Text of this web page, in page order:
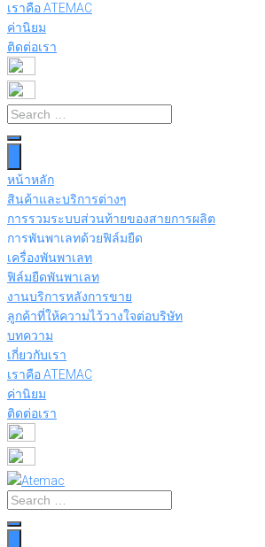
เราคือ ATEMAC
ค่านิยม
ติดต่อเรา
หน้าหลัก
สินค้าและบริการต่างๆ
การรวมระบบส่วนท้ายของสายการผลิต
การพันพาเลทด้วยฟิล์มยืด
เครื่องพันพาเลท
ฟิล์มยืดพันพาเลท
งานบริการหลังการขาย
ลูกค้าที่ให้ความไว้วางใจต่อบริษัท
บทความ
เกี่ยวกับเรา
เราคือ ATEMAC
ค่านิยม
ติดต่อเรา